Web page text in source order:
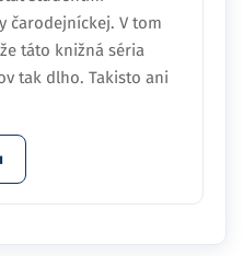
čarodejníckej. V tom
táto knižná séria
tak dlho. Takisto ani